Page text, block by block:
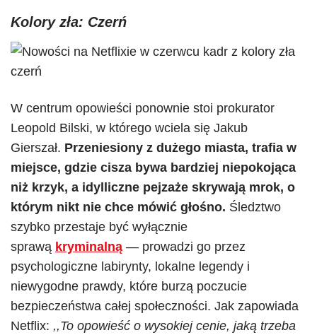
Kolory zła: Czerń
W centrum opowieści ponownie stoi prokurator
Leopold Bilski, w którego wciela się Jakub
Gierszał. Przeniesiony z dużego miasta, trafia w
miejsce, gdzie cisza bywa bardziej niepokojąca
niż krzyk, a idylliczne pejzaże skrywają mrok, o
którym nikt nie chce mówić głośno. Śledztwo
szybko przestaje być wyłącznie
sprawą kryminalną — prowadzi go przez
psychologiczne labirynty, lokalne legendy i
niewygodne prawdy, które burzą poczucie
bezpieczeństwa całej społeczności. Jak zapowiada
Netflix: ,,To opowieść o wysokiej cenie, jaką trzeba